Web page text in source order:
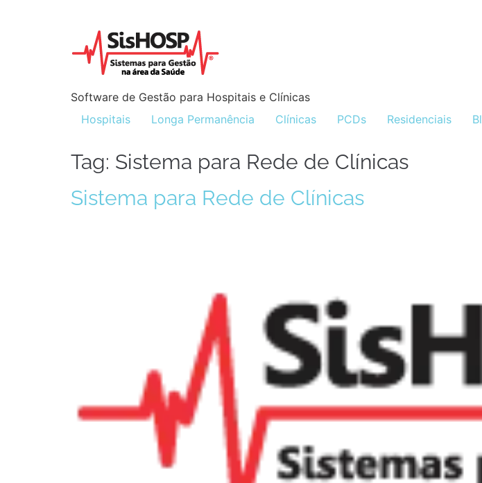
Software de Gestão para Hospitais e Clínicas
Hospitais
Longa Permanência Clínicas PCDs Residenciais
Tag: Sistema para Rede de Clínicas
Sistema para Rede de Clínicas